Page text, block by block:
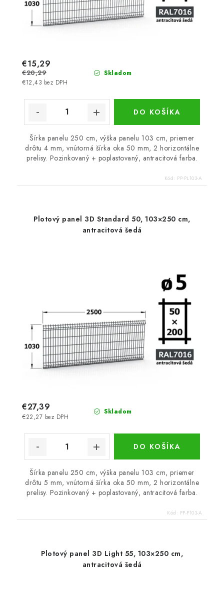
Skladom
€12,43 bez DPH
€15,29
€20,29
DO KOŠÍKA
Šírka panelu 250 cm, výška panelu 103 cm, priemer
drôtu 4 mm, vnútorná šírka oka 50 mm, 2 horizontálne
prelisy. Pozinkovaný + poplastovaný, antracitová farba.
Kód: PP-PL103-A
Plotový panel 3D Standard 50, 103×250 cm,
antracitová šedá
Skladom
€22,27 bez DPH
€27,39
DO KOŠÍKA
Šírka panelu 250 cm, výška panelu 103 cm, priemer
drôtu 5 mm, vnútorná šírka oka 50 mm, 2 horizontálne
prelisy. Pozinkovaný + poplastovaný, antracitová farba.
Kód: PP-P103-A
Plotový panel 3D Light 55, 103×250 cm,
antracitová šedá